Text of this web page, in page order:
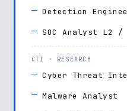
Detection
SOC Analyst L2 /
CTI · RESEARCH
Cyber Threat
Malware Analyst